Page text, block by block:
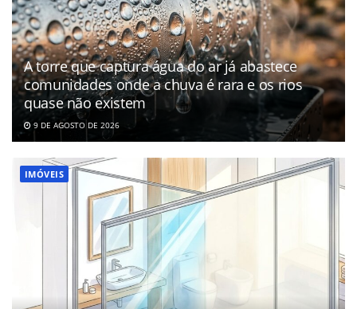
A torre que captura água do ar já abastece
comunidades onde a chuva é rara e os rios
quase não existem
9 DE AGOSTO DE 2026
IMÓVEIS